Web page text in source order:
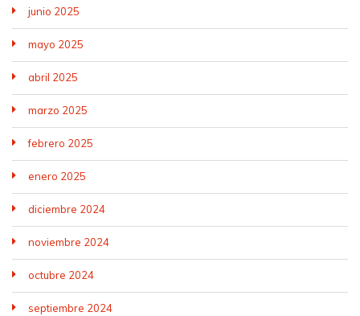
junio 2025
mayo 2025
abril 2025
marzo 2025
febrero 2025
enero 2025
diciembre 2024
noviembre 2024
octubre 2024
septiembre 2024